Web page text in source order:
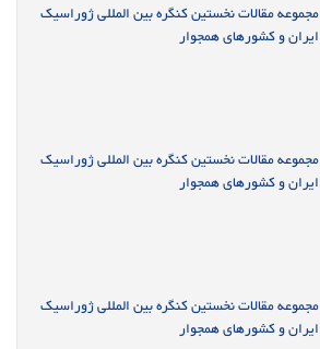
مجموعه مقالات نخستین کنگره بین المللی ژوراسیک
ایران و کشورهای همجوار
مجموعه مقالات نخستین کنگره بین المللی ژوراسیک
ایران و کشورهای همجوار
مجموعه مقالات نخستین کنگره بین المللی ژوراسیک
ایران و کشورهای همجوار